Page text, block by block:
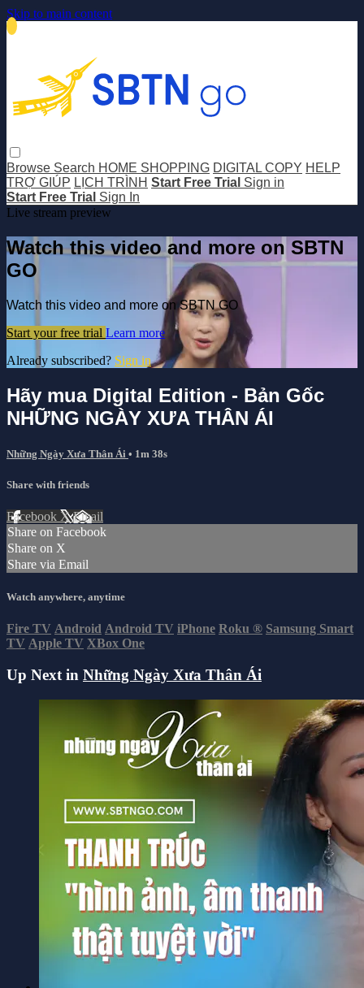
Skip to main content
Browse Search HOME SHOPPING DIGITAL COPY HELP
TRỢ GIÚP LỊCH TRÌNH Start Free Trial Sign in
Start Free Trial Sign In
Live stream preview
Watch this video and more on SBTN
GO
Watch this video and more on SBTN GO
Start your free trial Learn more
Already subscribed? Sign in
Hãy mua Digital Edition - Bản Gốc
NHỮNG NGÀY XƯA THÂN ÁI
Những Ngày Xưa Thân Ái • 1m 38s
Share with friends
Facebook XEmail
Share on Facebook
Share on X
Share via Email
Watch anywhere, anytime
Fire TV Android Android TV iPhone Roku ® Samsung Smart
TV Apple TV XBox One
Up Next in Những Ngày Xưa Thân Ái